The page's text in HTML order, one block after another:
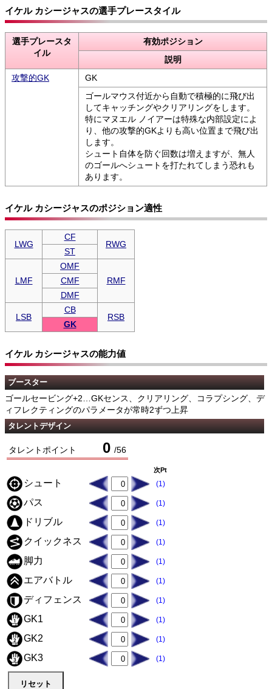
イケル カシージャスの選手プレースタイル
選手プレースタ
イル
有効ポジション
説明
攻撃的GK
GK
ゴールマウス付近から自動で積極的に飛び出
してキャッチングやクリアリングをします。
特にマヌエル ノイアーは特殊な内部設定によ
り、他の攻撃的GKよりも高い位置まで飛び出
します。
シュート自体を防ぐ回数は増えますが、無人
のゴールへシュートを打たれてしまう恐れも
あります。
イケル カシージャスのポジション適性
LWG
CF
RWG
ST
LMF
OMF
RMF
CMF
DMF
LSB
CB
RSB
GK
イケル カシージャスの能力値
ブースター
ゴールセービング+2…GKセンス、クリアリング、コラプシング、デ
ィフレクティングのパラメータが常時2ずつ上昇
タレントデザイン
タレントポイント 0 /56
次Pt
シュート (1)
パス (1)
ドリブル (1)
クイックネス (1)
脚力 (1)
エアバトル (1)
ディフェンス (1)
GK1 (1)
GK2 (1)
GK3 (1)